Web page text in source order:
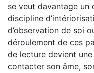
se veut davantage un
discipline
d’observation de soi
déroulement de ces
de lecture devient
contacter son âme,